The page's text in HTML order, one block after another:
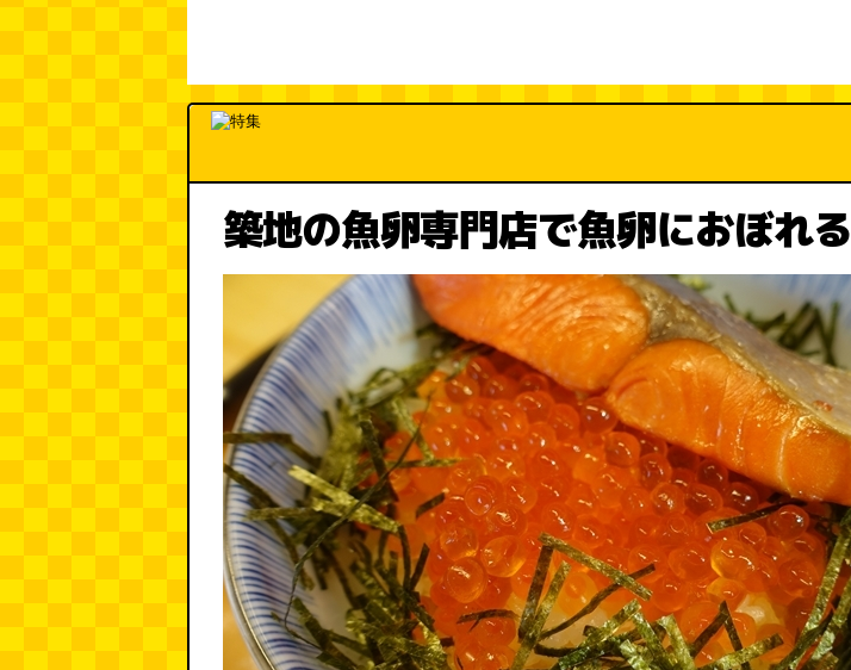
築地の魚卵専門店で魚卵におぼれる